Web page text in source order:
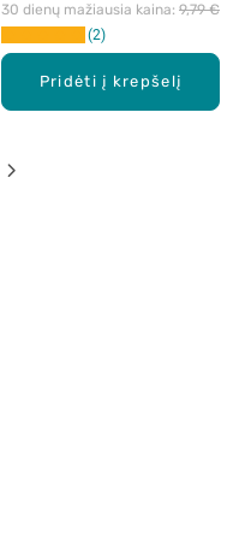
Pridėti į krepšelį
30 dienų mažiausia kaina: 9,79 €
2